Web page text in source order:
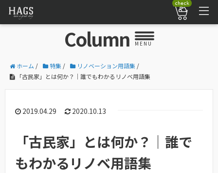
check
Column MENU
ホーム / 特集 / リノベーション用語集 /
「古民家」とは何か？｜誰でもわかるリノベ用語集
2019.04.29 2020.10.13
「古民家」とは何か？｜誰で
もわかるリノベ用語集